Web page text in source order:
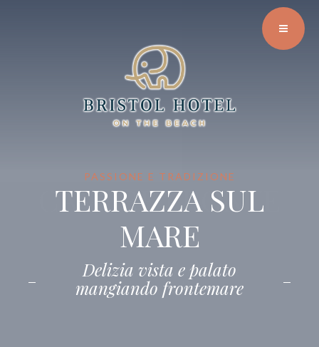
PASSIONE E TRADIZIONE
TERRAZZA SUL
MARE
Delizia vista e palato
mangiando frontemare
ELEGANTI E RAFFINATE
CAMERE FRONTE
MARE
Svegliati ogni mattina
ammirando il mare